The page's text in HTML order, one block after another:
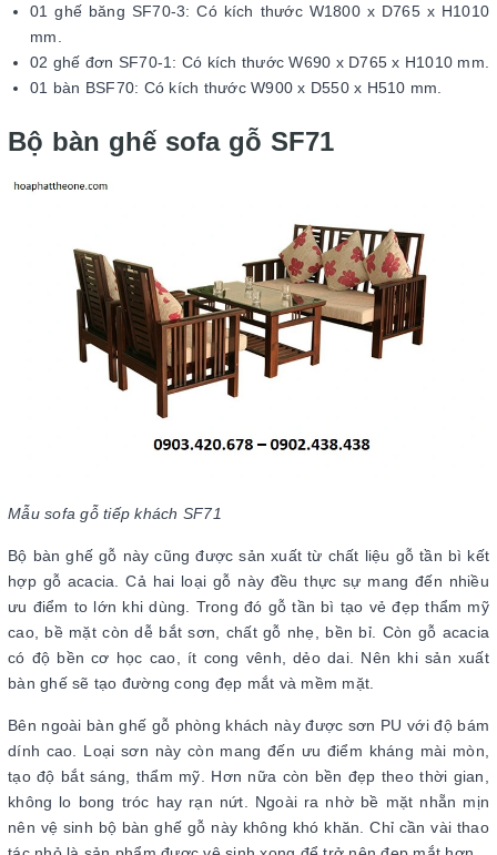
01 ghế băng SF70-3: Có kích thước W1800 x D765 x H1010
mm.
02 ghế đơn SF70-1: Có kích thước W690 x D765 x H1010 mm.
01 bàn BSF70: Có kích thước W900 x D550 x H510 mm.
Bộ bàn ghế sofa gỗ SF71
Mẫu sofa gỗ tiếp khách SF71
Bộ bàn ghế gỗ này cũng được sản xuất từ chất liệu gỗ tần bì kết
hợp gỗ acacia. Cả hai loại gỗ này đều thực sự mang đến nhiều
ưu điểm to lớn khi dùng. Trong đó gỗ tần bì tạo vẻ đẹp thẩm mỹ
cao, bề mặt còn dễ bắt sơn, chất gỗ nhẹ, bền bỉ. Còn gỗ acacia
có độ bền cơ học cao, ít cong vênh, dẻo dai. Nên khi sản xuất
bàn ghế sẽ tạo đường cong đẹp mắt và mềm mặt.
Bên ngoài bàn ghế gỗ phòng khách này được sơn PU với độ bám
dính cao. Loại sơn này còn mang đến ưu điểm kháng mài mòn,
tạo độ bắt sáng, thẩm mỹ. Hơn nữa còn bền đẹp theo thời gian,
không lo bong tróc hay rạn nứt. Ngoài ra nhờ bề mặt nhẵn mịn
nên vệ sinh bộ bàn ghế gỗ này không khó khăn. Chỉ cần vài thao